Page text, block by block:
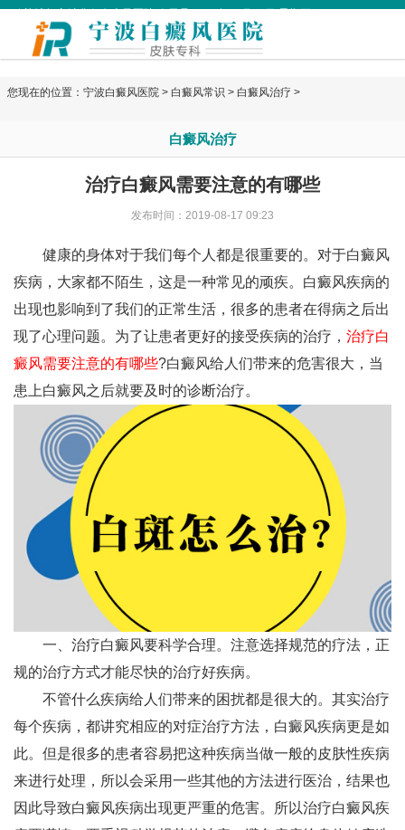
您现在的位置： 宁波白癜风医院 > 白癜风常识 > 白癜风治疗 >
白癜风治疗
治疗白癜风需要注意的有哪些
发布时间：2019-08-17 09:23
健康的身体对于我们每个人都是很重要的。对于白癜风
疾病，大家都不陌生，这是一种常见的顽疾。白癜风疾病的
出现也影响到了我们的正常生活，很多的患者在得病之后出
现了心理问题。为了让患者更好的接受疾病的治疗， 治疗白
癜风需要注意的有哪些?白癜风给人们带来的危害很大，当
患上白癜风之后就要及时的诊断治疗。
一、治疗白癜风要科学合理。注意选择规范的疗法，正
规的治疗方式才能尽快的治疗好疾病。
不管什么疾病给人们带来的困扰都是很大的。其实治疗
每个疾病，都讲究相应的对症治疗方法，白癜风疾病更是如
此。但是很多的患者容易把这种疾病当做一般的皮肤性疾病
来进行处理，所以会采用一些其他的方法进行医治，结果也
因此导致白癜风疾病出现更严重的危害。所以治疗白癜风疾